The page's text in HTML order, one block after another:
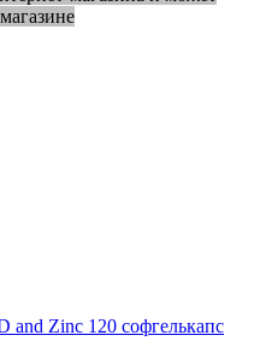
and Zinc 120 софгелькапс